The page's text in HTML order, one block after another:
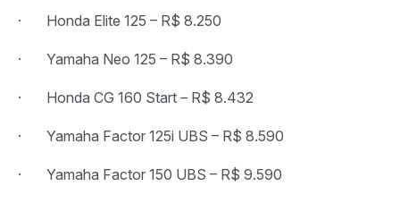
· Honda Elite 125 – R$ 8.250
· Yamaha Neo 125 – R$ 8.390
· Honda CG 160 Start – R$ 8.432
· Yamaha Factor 125i UBS – R$ 8.590
· Yamaha Factor 150 UBS – R$ 9.590